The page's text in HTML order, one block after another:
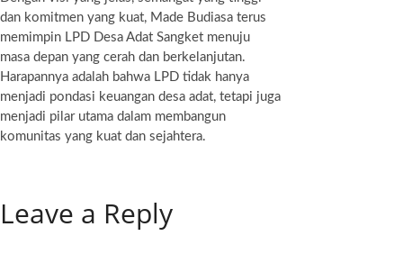
dan komitmen yang kuat, Made Budiasa terus
memimpin LPD Desa Adat Sangket menuju
masa depan yang cerah dan berkelanjutan.
Harapannya adalah bahwa LPD tidak hanya
menjadi pondasi keuangan desa adat, tetapi juga
menjadi pilar utama dalam membangun
komunitas yang kuat dan sejahtera.
Leave a Reply